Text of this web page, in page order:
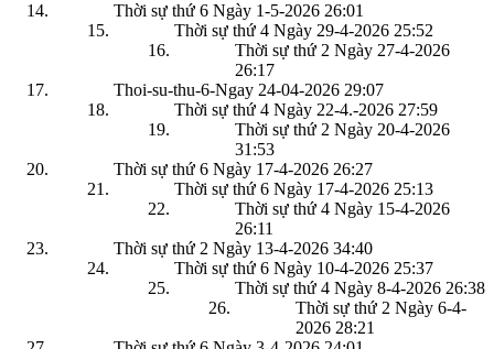
Thời sự thứ 6 Ngày 1-5-2026 26:01
Thời sự thứ 4 Ngày 29-4-2026 25:52
Thời sự thứ 2 Ngày 27-4-2026
26:17
Thoi-su-thu-6-Ngay 24-04-2026 29:07
Thời sự thứ 4 Ngày 22-4.-2026 27:59
Thời sự thứ 2 Ngày 20-4-2026
31:53
Thời sự thứ 6 Ngày 17-4-2026 26:27
Thời sự thứ 6 Ngày 17-4-2026 25:13
Thời sự thứ 4 Ngày 15-4-2026
26:11
Thời sự thứ 2 Ngày 13-4-2026 34:40
Thời sự thứ 6 Ngày 10-4-2026 25:37
Thời sự thứ 4 Ngày 8-4-2026 26:38
Thời sự thứ 2 Ngày 6-4-
2026 28:21